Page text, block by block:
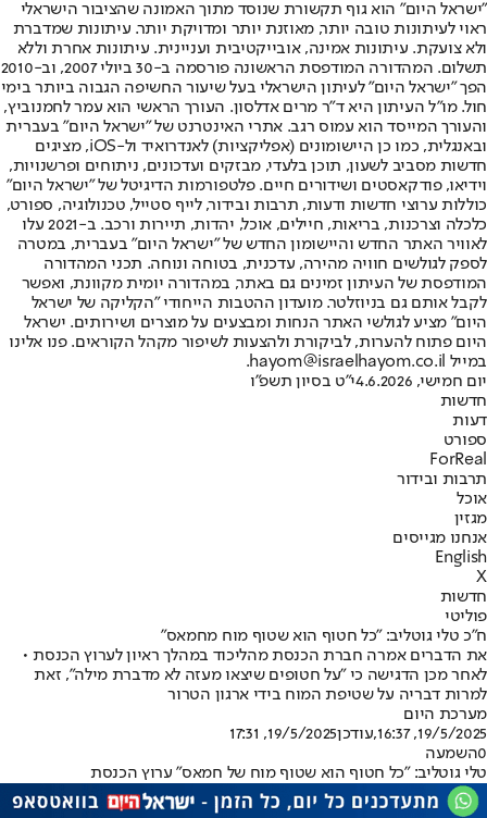
"ישראל היום" הוא גוף תקשורת שנוסד מתוך האמונה שהציבור הישראלי
ראוי לעיתונות טובה יותר, מאוזנת יותר ומדויקת יותר. עיתונות שמדברת
ולא צועקת. עיתונות אמינה, אובייקטיבית ועניינית. עיתונות אחרת וללא
תשלום. המהדורה המודפסת הראשונה פורסמה ב-30 ביולי 2007, וב-2010
הפך "ישראל היום" לעיתון הישראלי בעל שיעור החשיפה הגבוה ביותר בימי
חול. מו"ל העיתון היא ד"ר מרים אדלסון. העורך הראשי הוא עמר לחמנוביץ,
והעורך המייסד הוא עמוס רגב. אתרי האינטרנט של "ישראל היום" בעברית
ובאנגלית, כמו כן היישומונים (אפליקציות) לאנדרואיד ול-iOS, מציגים
חדשות מסביב לשעון, תוכן בלעדי, מבזקים ועדכונים, ניתוחים ופרשנויות,
וידיאו, פודקאסטים ושידורים חיים. פלטפורמות הדיגיטל של "ישראל היום"
כוללות ערוצי חדשות ודעות, תרבות ובידור, לייף סטייל, טכנולוגיה, ספורט,
כלכלה וצרכנות, בריאות, חיילים, אוכל, יהדות, תיירות ורכב. ב-2021 עלו
לאוויר האתר החדש והיישומון החדש של "ישראל היום" בעברית, במטרה
לספק לגולשים חוויה מהירה, עדכנית, בטוחה ונוחה. תכני המהדורה
המודפסת של העיתון זמינים גם באתר, במהדורה יומית מקוונת, ואפשר
לקבל אותם גם בניוזלטר. מועדון ההטבות הייחודי "הקליקה של ישראל
היום" מציע לגולשי האתר הנחות ומבצעים על מוצרים ושירותים. ישראל
היום פתוח להערות, לביקורת ולהצעות לשיפור מקהל הקוראים. פנו אלינו
במייל hayom@israelhayom.co.il.
יום חמישי, 4.6.2026
י"ט בסיון תשפ"ו
חדשות
דעות
ספורט
ForReal
תרבות ובידור
אוכל
מגזין
אנחנו מגייסים
English
X
חדשות
פוליטי
ח"כ טלי גוטליב: "כל חטוף הוא שטוף מוח מחמאס"
את הדברים אמרה חברת הכנסת מהליכוד במהלך ראיון לערוץ הכנסת •
לאחר מכן הדגישה כי "על חטופים שיצאו מעזה לא מדברת מילה", זאת
למרות דבריה על שטיפת המוח בידי ארגון הטרור
מערכת היום
19/5/2025, 16:37
,עודכן19/5/2025, 17:31
0השמעה
טלי גוטליב: "כל חטוף הוא שטוף מוח של חמאס" ערוץ הכנסת